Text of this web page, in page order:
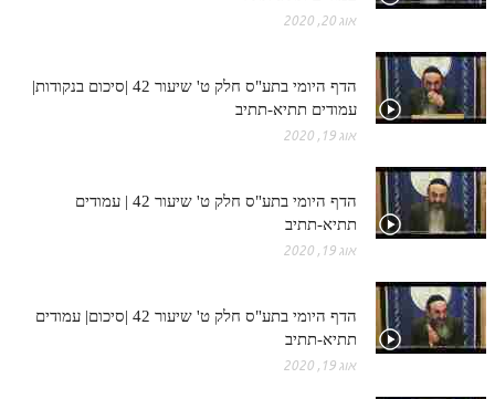
אוג 20, 2020
הדף היומי בתע"ס חלק ט' שיעור 42 |סיכום בנקודות|
עמודים תתיא-תתיב
אוג 19, 2020
הדף היומי בתע"ס חלק ט' שיעור 42 | עמודים
תתיא-תתיב
אוג 19, 2020
הדף היומי בתע"ס חלק ט' שיעור 42 |סיכום| עמודים
תתיא-תתיב
אוג 19, 2020